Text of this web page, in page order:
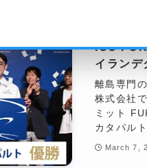
ICC
イランデ
離島専門
株式会社
ミット
カタパル
March 7,